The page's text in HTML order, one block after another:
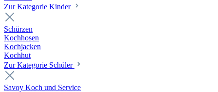
Zur Kategorie Kinder
Schürzen
Kochhosen
Kochjacken
Kochhut
Zur Kategorie Schüler
Savoy Koch und Service